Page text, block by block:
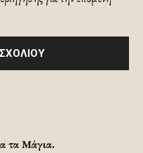
τα Μάγια.